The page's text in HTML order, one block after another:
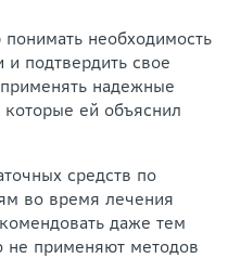
необходимость
подтвердить свое
надежные
ей объяснил
средств по
во время лечения
даже тем
применяют методов